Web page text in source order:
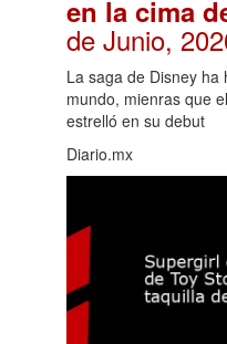
en la cima
de Junio,
La saga de Disney
mundo, mienras que
estrelló en su debut
Diario.mx